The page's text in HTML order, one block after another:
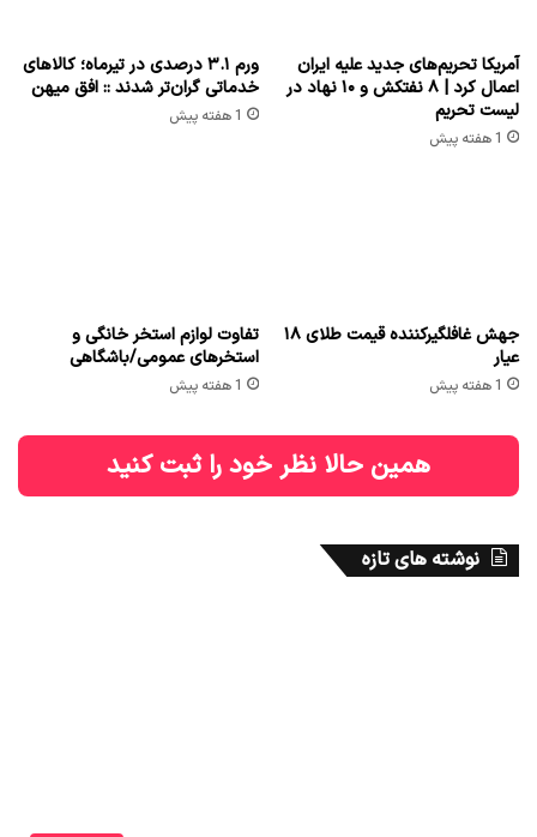
آمریکا تحریم‌های جدید علیه ایران
اعمال کرد | ۸ نفتکش و ۱۰ نهاد در
لیست تحریم
1 هفته پیش
ورم ۳.۱ درصدی در تیرماه؛ کالاهای
خدماتی گران‌تر شدند :: افق میهن
1 هفته پیش
جهش غافلگیرکننده قیمت طلای ۱۸
عیار
1 هفته پیش
تفاوت لوازم استخر خانگی و
استخرهای عمومی/باشگاهی
1 هفته پیش
همین حالا نظر خود را ثبت کنید
نوشته های تازه